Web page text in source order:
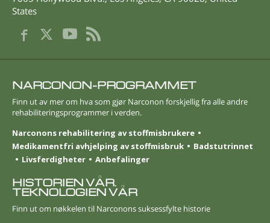
States
NARCONON-PROGRAMMET
Finn ut av mer om hva som gjør Narconon forskjellig fra alle andre
rehabiliterings­programmer i verden.
Narconons rehabilitering av stoffmisbrukere
Medikamentfri avhjelping av stoffmisbruk
Badstutrinnet
Livsferdigheter
Anbefalinger
HISTORIEN VÅR.
TEKNOLOGIEN VÅR
Finn ut om nøkkelen til Narconons suksessfylte historie